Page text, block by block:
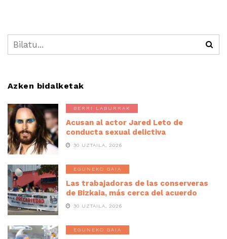
Azken bidalketak
BERRI LABURRAK
Acusan al actor Jared Leto de
conducta sexual delictiva
30 UZTAILA, 2026
EGUNEKO GAIA
Las trabajadoras de las conserveras
de Bizkaia, más cerca del acuerdo
30 UZTAILA, 2026
EGUNEKO GAIA